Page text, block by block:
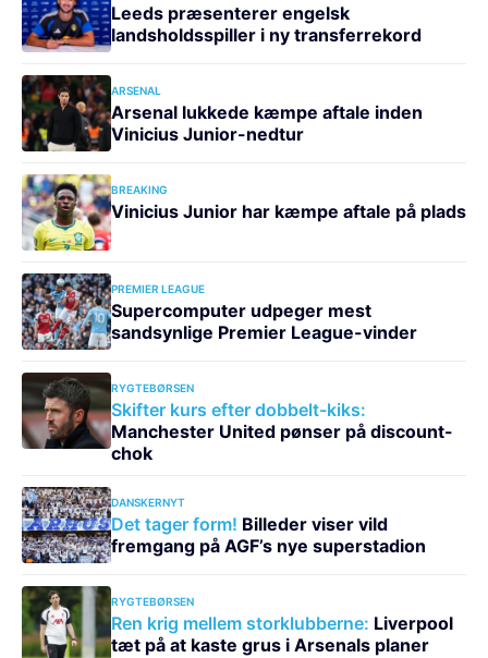
Leeds præsenterer engelsk
landsholdsspiller i ny transferrekord
ARSENAL
Arsenal lukkede kæmpe aftale inden
Vinicius Junior-nedtur
BREAKING
Vinicius Junior har kæmpe aftale på plads
PREMIER LEAGUE
Supercomputer udpeger mest
sandsynlige Premier League-vinder
RYGTEBØRSEN
Skifter kurs efter dobbelt-kiks:
Manchester United pønser på discount-
chok
DANSKERNYT
Det tager form! Billeder viser vild
fremgang på AGF’s nye superstadion
RYGTEBØRSEN
Ren krig mellem storklubberne: Liverpool
tæt på at kaste grus i Arsenals planer